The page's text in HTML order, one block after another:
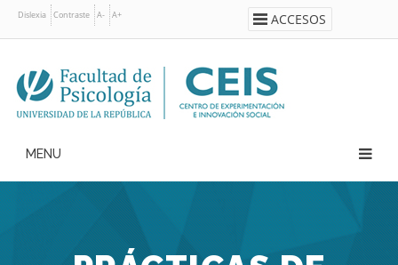
Pasar
contenido
Dislexia Contraste A- A+ ACCESOS
Navegación
principal